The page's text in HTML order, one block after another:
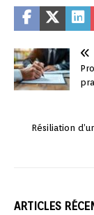
Résiliation
ARTICLES